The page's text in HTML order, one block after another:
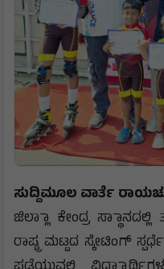
ಸುದ್ದಿಮೂಲ ವಾರ್ತೆ
ಜಿಲ್ಲಾಾ ಕೇಂದ್ರ
ರಾಷ್ಟ್ರ ಮಟ್ಟದ ಸ್ಕೇಟಿಂಗ್